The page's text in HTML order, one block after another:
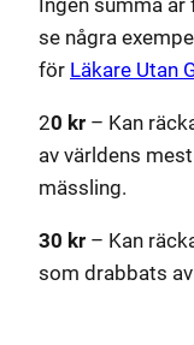
se några
för Läkare Utan
20 kr – Kan
av världens
mässling.
30 kr – Kan
som drabbats